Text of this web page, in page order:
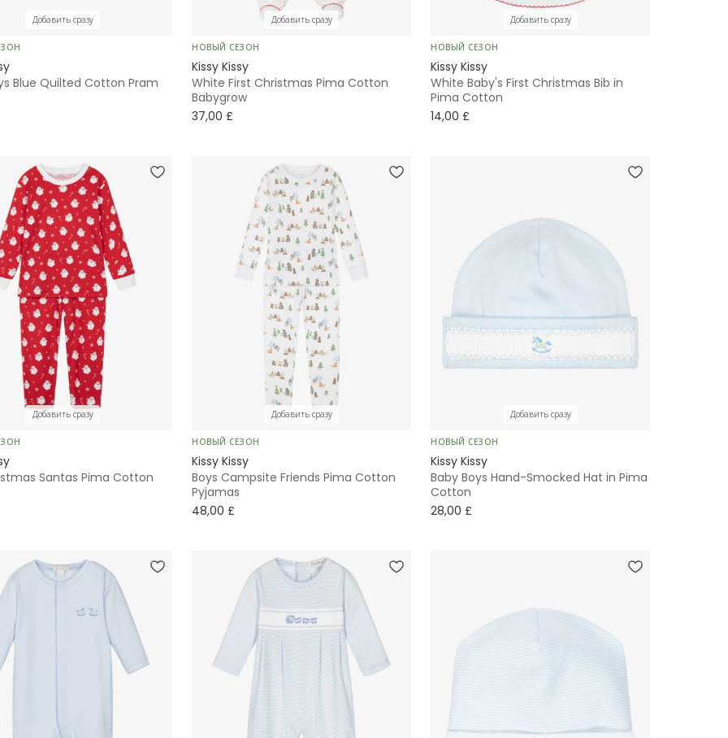
Добавить сразу
Blue Quilted Cotton Pram
Добавить сразу
НОВЫЙ СЕЗОН
Kissy Kissy
White First Christmas Pima Cotton
Babygrow
37,00 £
Добавить сразу
НОВЫЙ СЕЗОН
Kissy Kissy
White Baby's First Christmas Bib in
Pima Cotton
14,00 £
Добавить сразу
Santas Pima Cotton
Добавить сразу
НОВЫЙ СЕЗОН
Kissy Kissy
Boys Campsite Friends Pima Cotton
Pyjamas
48,00 £
Добавить сразу
НОВЫЙ СЕЗОН
Kissy Kissy
Baby Boys Hand-Smocked Hat in Pima
Cotton
28,00 £